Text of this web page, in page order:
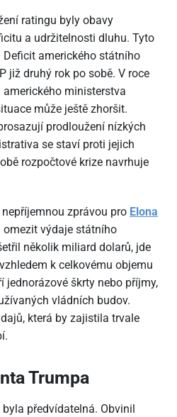
ratingu byly obavy
a udržitelnosti dluhu. Tyto
amerického státního
již druhý rok po sobě. V roce
ministerstva
může ještě zhoršit.
prodloužení nízkých
se staví proti jejich
rozpočtové krize navrhuje
zprávou pro Elona
omezit výdaje státního
několik miliard dolarů, jde
k celkovému objemu
jednorázové škrty nebo příjmy,
vládních budov.
která by zajistila trvale
Trumpa
předvídatelná. Obvinil